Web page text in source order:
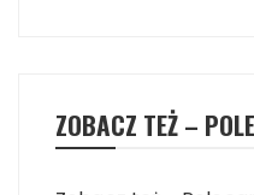
ZOBACZ TEŻ –